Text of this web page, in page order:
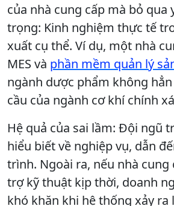
của nhà cung cấp mà bỏ qua
trọng: Kinh nghiệm thực tế
xuất cụ thể. Ví dụ, một nhà
MES và phần mềm quản lý
ngành dược phẩm không
cầu của ngành cơ khí chính
Hệ quả của sai lầm: Đội ngũ
hiểu biết về nghiệp vụ, dẫn
trình. Ngoài ra, nếu nhà cung
trợ kỹ thuật kịp thời, doanh
khó khăn khi hệ thống xảy ra